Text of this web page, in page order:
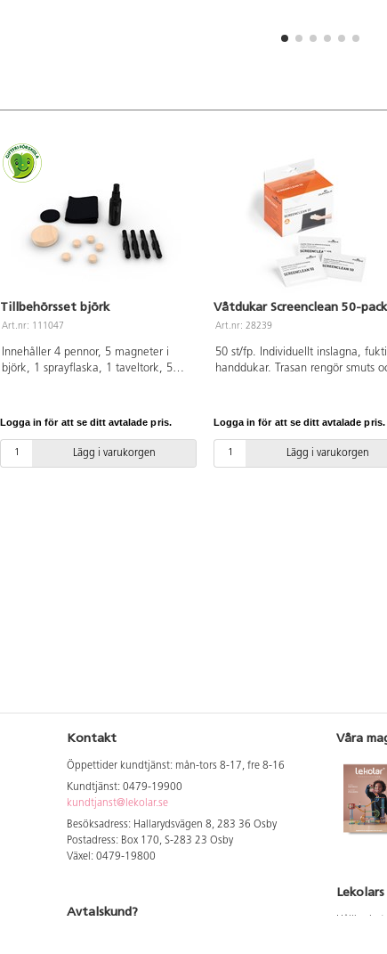
Tillbehörsset björk
Art.nr: 111047
Innehåller 4 pennor, 5 magneter i
björk, 1 sprayflaska, 1 taveltork, 5
Logga in för att se ditt avtalade pris.
Lägg i varukorgen
Våtdukar Screenclean 50-pack
Art.nr: 28239
50 st/fp. Individuellt inslagna,
handdukar. Trasan rengör smuts
Logga in för att se ditt avtalade pris.
Lägg i varukorgen
Kontakt
Öppettider kundtjänst: mån-tors 8-17, fre 8-16
Kundtjänst: 0479-19900
kundtjanst@lekolar.se
Besöksadress: Hallarydsvägen 8, 283 36 Osby
Postadress: Box 170, S-283 23 Osby
Växel: 0479-19800
Avtalskund?
Våra